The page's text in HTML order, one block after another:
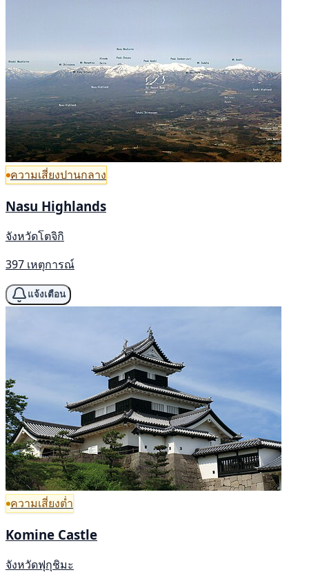
ความเสี่ยงปานกลาง
Nasu Highlands
จังหวัดโตจิกิ
397 เหตุการณ์
แจ้งเตือน
ความเสี่ยงต่ำ
Komine Castle
จังหวัดฟุกุชิมะ